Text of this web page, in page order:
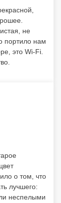
не
портило нам
это Wi-Fi.
о том, что
лучшего:
неспелыми